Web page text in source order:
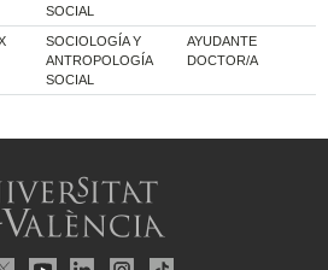
SOCIAL
SOCIOLOGÍA Y
ANTROPOLOGÍA
SOCIAL
AYUDANTE
DOCTOR/A